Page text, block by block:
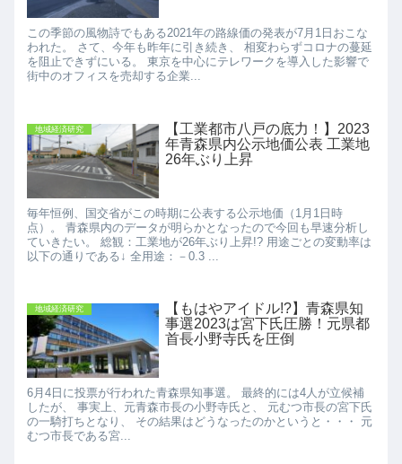
この季節の風物詩でもある2021年の路線価の発表が7月1日おこな
われた。 さて、今年も昨年に引き続き、 相変わらずコロナの蔓延
を阻止できずにいる。 東京を中心にテレワークを導入した影響で
街中のオフィスを売却する企業...
地域経済研究
【工業都市八戸の底力！】2023
年青森県内公示地価公表 工業地
26年ぶり上昇
毎年恒例、国交省がこの時期に公表する公示地価（1月1日時
点）。 青森県内のデータが明らかとなったので今回も早速分析し
ていきたい。 総観：工業地が26年ぶり上昇!? 用途ごとの変動率は
以下の通りである↓ 全用途：－0.3 ...
地域経済研究
【もはやアイドル!?】青森県知
事選2023は宮下氏圧勝！元県都
首長小野寺氏を圧倒
6月4日に投票が行われた青森県知事選。 最終的には4人が立候補
したが、 事実上、元青森市長の小野寺氏と、 元むつ市長の宮下氏
の一騎打ちとなり、 その結果はどうなったのかというと・・・ 元
むつ市長である宮...